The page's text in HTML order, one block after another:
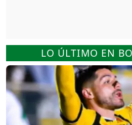
LO ÚLTIMO EN